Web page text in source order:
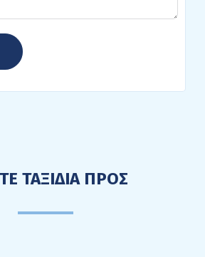
ΤΑΞΙΔΙΑ ΠΡΟΣ